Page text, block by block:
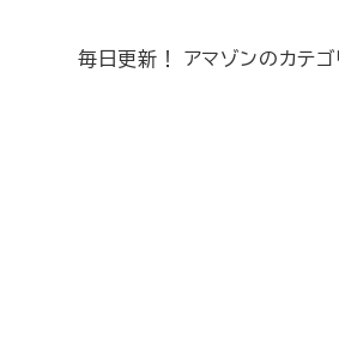
毎日更新！ アマゾンのカテ